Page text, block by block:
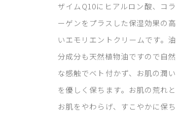
ザイムQ10にヒアルロン酸、コラ
ーゲンをプラスした保湿効果の高
いエモリエントクリームです。油
分成分も天然植物油ですので自然
な感触でベト付かず、お肌の潤い
を優しく保ちます。お肌の荒れと
お肌をやわらげ、すこやかに保ち